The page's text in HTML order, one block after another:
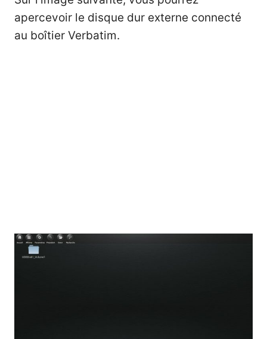
apercevoir le disque dur externe connecté
au boîtier Verbatim.